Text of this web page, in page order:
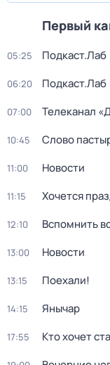
Первый
05:25 Подкаст.Лаб
06:20 Подкаст.Лаб
07:00 Телеканал
10:45 Слово
11:00 Новости
11:15 Хочется
12:10 Вспомнить
13:00 Новости
13:15 Поехали!
14:15 Янычар
17:55 Кто хочет